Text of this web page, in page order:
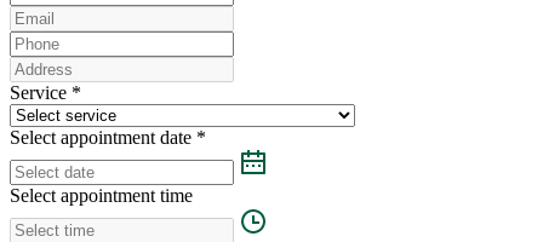
Service *
Select appointment date *
Select appointment time